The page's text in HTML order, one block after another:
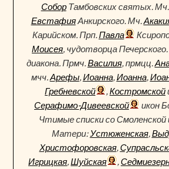
СоборТамбовских святых. Мч.
ЕвстафияАнкирского. Мч.
Карийском. Прп.Павла
Моисея, чудотворца
диакона. Прмч.Василия, прмцц.
мчч.Арефы,Иоанна,Иоанна,
Гребневской
,Костромской
Серафимо-Дивеевской
икон
Чтимые списки со Смоленской
Матери:Устюженская,
Христофоровская,
Игрицкая,Шуйская ,